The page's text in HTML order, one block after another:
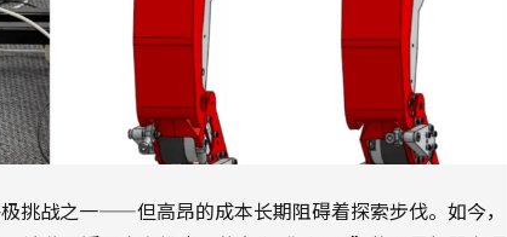
挑战之一——但高昂的成本长期阻碍着探索步伐。如今，